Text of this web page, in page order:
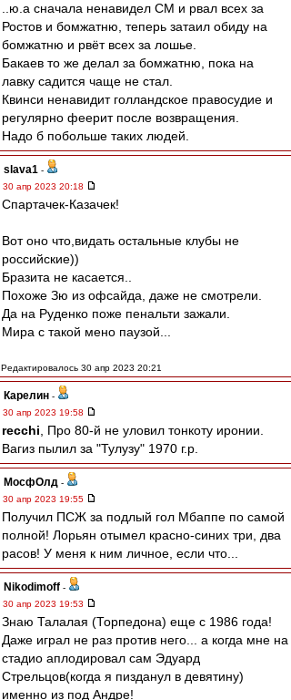
..ю.а сначала ненавидел СМ и рвал всех за
Ростов и бомжатню, теперь затаил обиду на
бомжатню и рвёт всех за лошье.
Бакаев то же делал за бомжатню, пока на
лавку садится чаще не стал.
Квинси ненавидит голландское правосудие и
регулярно феерит после возвращения.
Надо б побольше таких людей.
slava1 -
30 апр 2023 20:18
Спартачек-Казачек!
Вот оно что,видать остальные клубы не
российские))
Бразита не касается..
Похоже Зю из офсайда, даже не смотрели.
Да на Руденко поже пенальти зажали.
Мира с такой мено паузой...
Редактировалось 30 апр 2023 20:21
Карелин -
30 апр 2023 19:58
recchi , Про 80-й не уловил тонкоту иронии.
Вагиз пылил за "Тулузу" 1970 г.р.
МосфОлд -
30 апр 2023 19:55
Получил ПСЖ за подлый гол Мбаппе по самой
полной! Лорьян отымел красно-синих три, два
расов! У меня к ним личное, если что...
Nikodimoff -
30 апр 2023 19:53
Знаю Талалая (Торпедона) еще с 1986 года!
Даже играл не раз против него... а когда мне на
стадио аплодировал сам Эдуард
Стрельцов(когда я пизданул в девятину)
именно из под Андре!